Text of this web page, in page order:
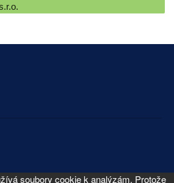
soubory cookie k analýzám. Protože